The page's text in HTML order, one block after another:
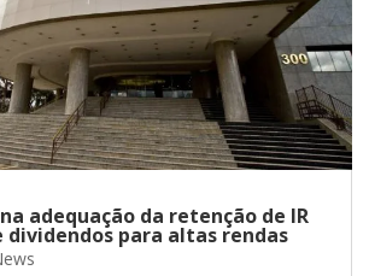
adequação da retenção de IR
dividendos para altas rendas